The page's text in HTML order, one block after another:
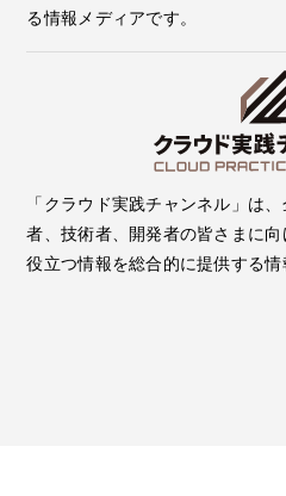
る情報メディアです。
「クラウド実践チャンネル」は
者、技術者、開発者の皆さまに
役立つ情報を総合的に提供する情